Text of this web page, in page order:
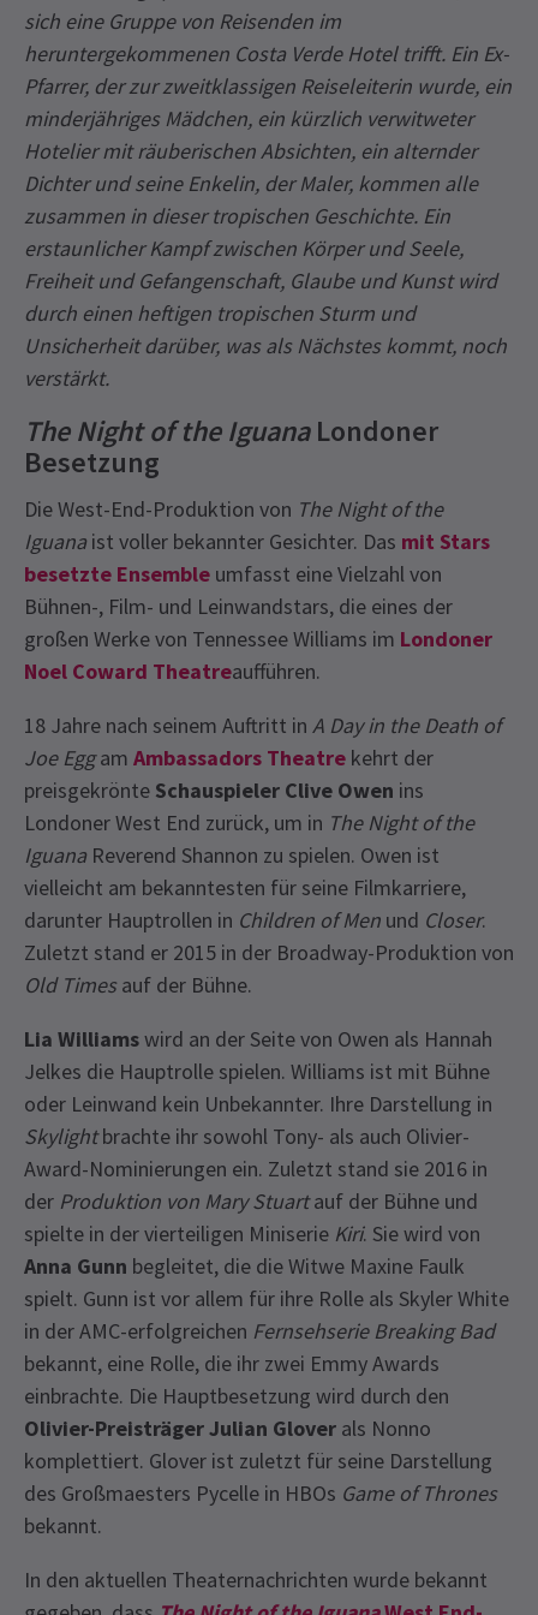
sich eine Gruppe von Reisenden im
heruntergekommenen Costa Verde Hotel trifft. Ein Ex-
Pfarrer, der zur zweitklassigen Reiseleiterin wurde, ein
minderjähriges Mädchen, ein kürzlich verwitweter
Hotelier mit räuberischen Absichten, ein alternder
Dichter und seine Enkelin, der Maler, kommen alle
zusammen in dieser tropischen Geschichte. Ein
erstaunlicher Kampf zwischen Körper und Seele,
Freiheit und Gefangenschaft, Glaube und Kunst wird
durch einen heftigen tropischen Sturm und
Unsicherheit darüber, was als Nächstes kommt, noch
verstärkt.
The Night of the IguanaLondoner
Besetzung
Die West-End-Produktion von The Night of the
Iguana ist voller bekannter Gesichter. Das mit Stars
besetzte Ensemble umfasst eine Vielzahl von
Bühnen-, Film- und Leinwandstars, die eines der
großen Werke von Tennessee Williams im Londoner
Noel Coward Theatreaufführen.
18 Jahre nach seinem Auftritt in A Day in the Death of
Joe Eggam Ambassadors Theatre kehrt der
preisgekrönte Schauspieler Clive Owen ins
Londoner West End zurück, um in The Night of the
Iguana Reverend Shannon zu spielen. Owen ist
vielleicht am bekanntesten für seine Filmkarriere,
darunter Hauptrollen in Children of Men und Closer.
Zuletzt stand er 2015 in der Broadway-Produktion von
Old Times auf der Bühne.
Lia Williamswird an der Seite von Owen als Hannah
Jelkes die Hauptrolle spielen. Williams ist mit Bühne
oder Leinwand kein Unbekannter. Ihre Darstellung in
Skylightbrachte ihr sowohl Tony- als auch Olivier-
Award-Nominierungen ein. Zuletzt stand sie 2016 in
der Produktion von Mary Stuartauf der Bühne und
spielte in der vierteiligen Miniserie Kiri. Sie wird von
Anna Gunn begleitet, die die Witwe Maxine Faulk
spielt. Gunn ist vor allem für ihre Rolle als Skyler White
in der AMC-erfolgreichen Fernsehserie Breaking Bad
bekannt, eine Rolle, die ihr zwei Emmy Awards
einbrachte. Die Hauptbesetzung wird durch den
Olivier-Preisträger Julian Glover als Nonno
komplettiert. Glover ist zuletzt für seine Darstellung
des Großmaesters Pycelle in HBOs Game of Thrones
bekannt.
In den aktuellen Theaternachrichten wurde bekannt